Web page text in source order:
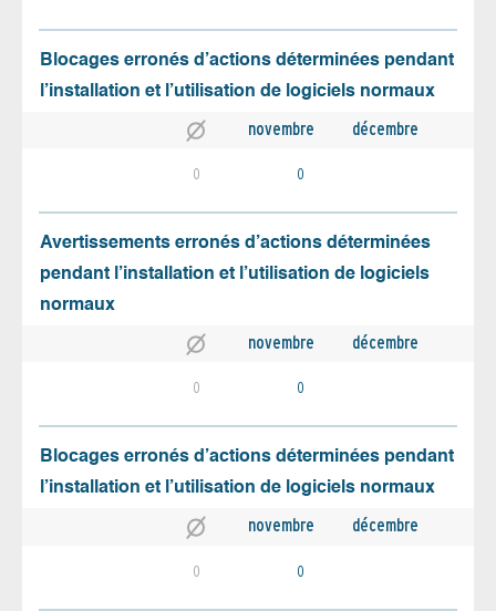
Blocages erronés d’actions déterminées pendant
l’installation et l’utilisation de logiciels normaux
novembre décembre
0 0
Avertissements erronés d’actions déterminées
pendant l’installation et l’utilisation de logiciels
normaux
novembre décembre
0 0
Blocages erronés d’actions déterminées pendant
l’installation et l’utilisation de logiciels normaux
novembre décembre
0 0